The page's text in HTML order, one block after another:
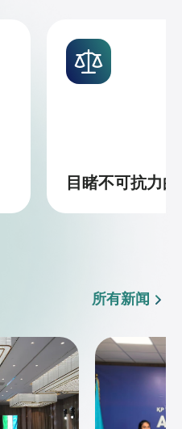
目睹不可抗力
所有新闻